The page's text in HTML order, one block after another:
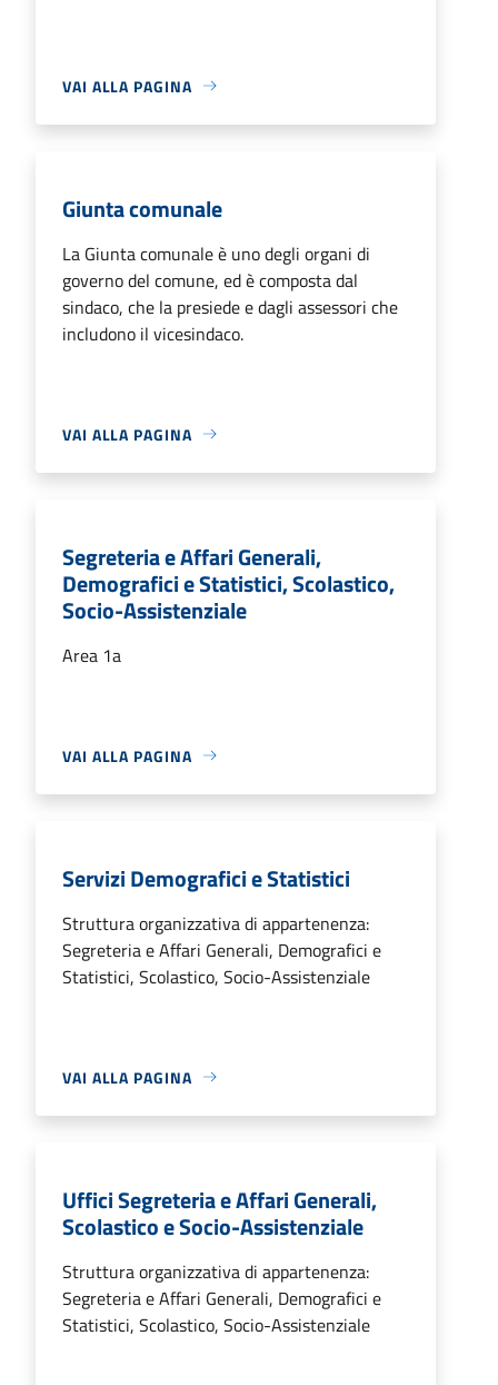
VAI ALLA PAGINA
Giunta comunale
La Giunta comunale è uno degli organi di
governo del comune, ed è composta dal
sindaco, che la presiede e dagli assessori che
includono il vicesindaco.
VAI ALLA PAGINA
Segreteria e Affari Generali,
Demografici e Statistici, Scolastico,
Socio-Assistenziale
Area 1a
VAI ALLA PAGINA
Servizi Demografici e Statistici
Struttura organizzativa di appartenenza:
Segreteria e Affari Generali, Demografici e
Statistici, Scolastico, Socio-Assistenziale
VAI ALLA PAGINA
Uffici Segreteria e Affari Generali,
Scolastico e Socio-Assistenziale
Struttura organizzativa di appartenenza:
Segreteria e Affari Generali, Demografici e
Statistici, Scolastico, Socio-Assistenziale